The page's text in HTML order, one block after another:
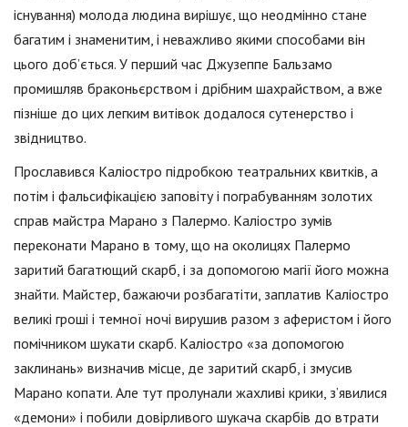
існування) молода людина вирішує, що неодмінно стане
багатим і знаменитим, і неважливо якими способами він
цього доб’ється. У перший час Джузеппе Бальзамо
промишляв браконьєрством і дрібним шахрайством, а вже
пізніше до цих легким витівок додалося сутенерство і
звідництво.
Прославився Каліостро підробкою театральних квитків, а
потім і фальсифікацією заповіту і пограбуванням золотих
справ майстра Марано з Палермо. Каліостро зумів
переконати Марано в тому, що на околицях Палермо
заритий багатющий скарб, і за допомогою магії його можна
знайти. Майстер, бажаючи розбагатіти, заплатив Каліостро
великі гроші і темної ночі вирушив разом з аферистом і його
помічником шукати скарб. Каліостро «за допомогою
заклинань» визначив місце, де заритий скарб, і змусив
Марано копати. Але тут пролунали жахливі крики, з’явилися
«демони» і побили довірливого шукача скарбів до втрати